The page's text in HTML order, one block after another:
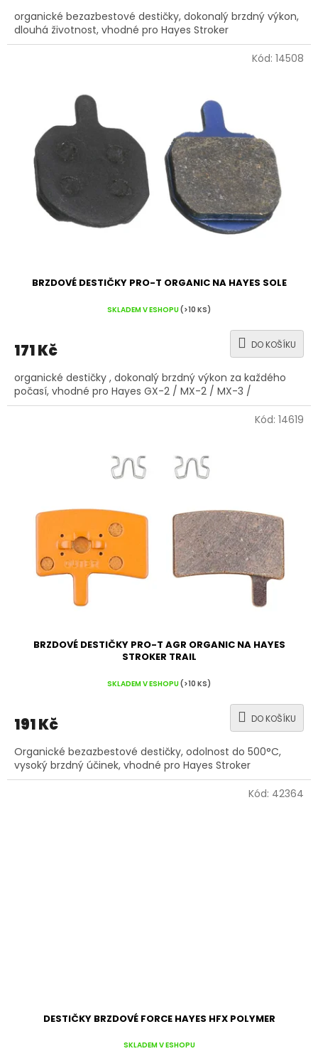
organické bezazbestové destičky, dokonalý brzdný výkon,
dlouhá životnost, vhodné pro Hayes Stroker
BRZDOVÉ DESTIČKY PRO-T ORGANIC NA HAYES SOLE
SKLADEM V ESHOPU(>10 KS)
171 Kč DO KOŠÍKU
organické destičky , dokonalý brzdný výkon za každého
počasí, vhodné pro Hayes GX-2 / MX-2 / MX-3 /
Kód: 14508
BRZDOVÉ DESTIČKY PRO-T AGR ORGANIC NA HAYES
STROKER TRAIL
SKLADEM V ESHOPU(>10 KS)
191 Kč DO KOŠÍKU
Organické bezazbestové destičky, odolnost do 500°C,
vysoký brzdný účinek, vhodné pro Hayes Stroker
Kód: 14619
DESTIČKY BRZDOVÉ FORCE HAYES HFX POLYMER
SKLADEM V ESHOPU
Kód: 42364